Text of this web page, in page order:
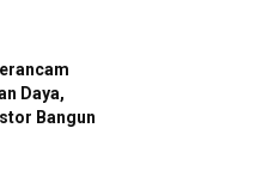
Daya,
Bangun